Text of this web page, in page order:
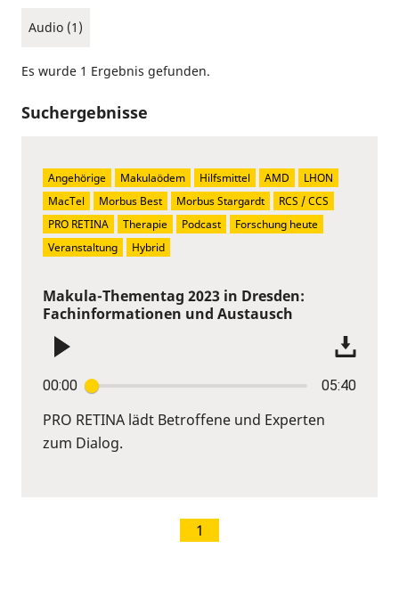
Audio (1)
Es wurde 1 Ergebnis gefunden.
Suchergebnisse
Makula-Thementag 2023 in Dresden:
Fachinformationen und Austausch
00:00 05:40
PRO RETINA lädt Betroffene und Experten
zum Dialog.
Angehörige Makulaödem Hilfsmittel AMD
LHON
MacTel
Morbus Best Morbus Stargardt
RCS / CCS
PRO RETINA
Therapie Podcast
Forschung heute
Veranstaltung
Hybrid
1